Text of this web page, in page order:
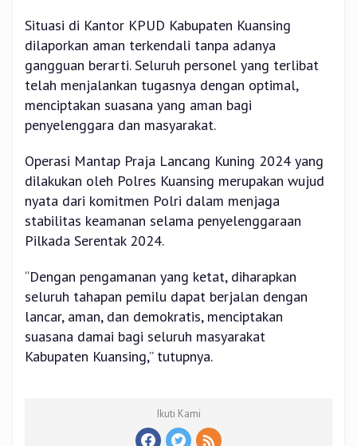
Situasi di Kantor KPUD Kabupaten Kuansing
dilaporkan aman terkendali tanpa adanya
gangguan berarti. Seluruh personel yang terlibat
telah menjalankan tugasnya dengan optimal,
menciptakan suasana yang aman bagi
penyelenggara dan masyarakat.
Operasi Mantap Praja Lancang Kuning 2024 yang
dilakukan oleh Polres Kuansing merupakan wujud
nyata dari komitmen Polri dalam menjaga
stabilitas keamanan selama penyelenggaraan
Pilkada Serentak 2024.
“Dengan pengamanan yang ketat, diharapkan
seluruh tahapan pemilu dapat berjalan dengan
lancar, aman, dan demokratis, menciptakan
suasana damai bagi seluruh masyarakat
Kabupaten Kuansing,” tutupnya.
Ikuti Kami